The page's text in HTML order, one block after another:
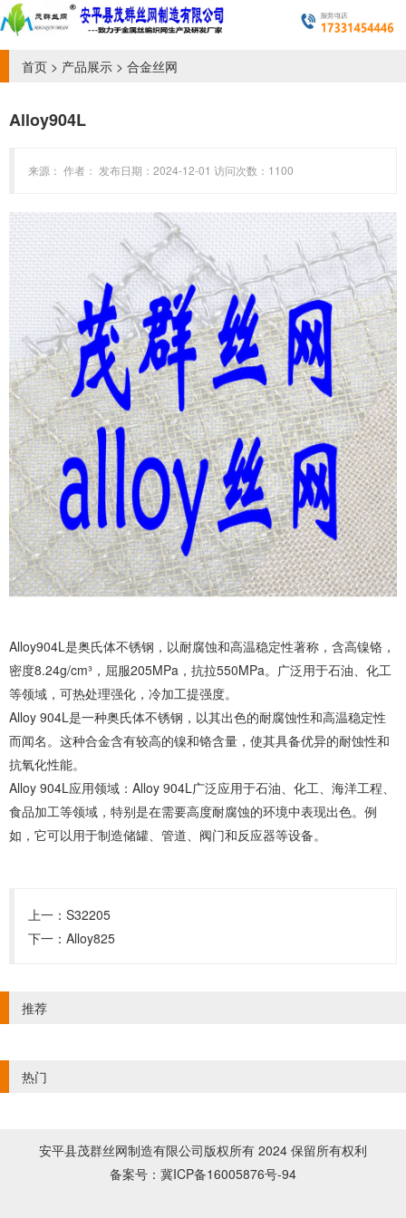
首页 > 产品展示 > 合金丝网
Alloy904L
来源： 作者： 发布日期：2024-12-01 访问次数：1100
Alloy904L是奥氏体不锈钢，以耐腐蚀和高温稳定性著称，含高镍铬，
密度8.24g/cm³，屈服205MPa，抗拉550MPa。广泛用于石油、化工
等领域，可热处理强化，冷加工提强度。
Alloy 904L是一种奥氏体不锈钢，以其出色的耐腐蚀性和高温稳定性
而闻名。这种合金含有较高的镍和铬含量，使其具备优异的耐蚀性和
抗氧化性能。
Alloy 904L应用领域：Alloy 904L广泛应用于石油、化工、海洋工程、
食品加工等领域，特别是在需要高度耐腐蚀的环境中表现出色。例
如，它可以用于制造储罐、管道、阀门和反应器等设备。
上一： S32205
下一： Alloy825
推荐
热门
安平县茂群丝网制造有限公司版权所有 2024 保留所有权利
备案号： 冀ICP备16005876号-94